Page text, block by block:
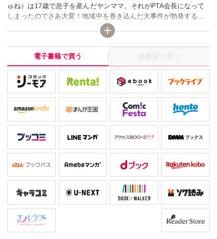
ゅね）は17歳で息子を産んだヤンママ。それがPTA会長になって
しまったのでさあ大変！地域中を巻き込んだ大事件が勃発する！
誰もやりたがらないPTA役職をあみだくじで決めたら会長が元
ヤンの僕のママになってしまった！ ゴミ清掃、登校班、交通誘
導、スポーツ大会…仕事は山のようにあるが、誰も手伝ってくれ
ない！ みんな僕のママが嫌いみたい…。でもママはめげなかっ
た！ 子供たちを集めてスポーツの指導を始めると少しづつ仲間
が増えて――。問題になっているPTAの一端を描く意欲作！！
電子書籍で買う 紙書籍で買う